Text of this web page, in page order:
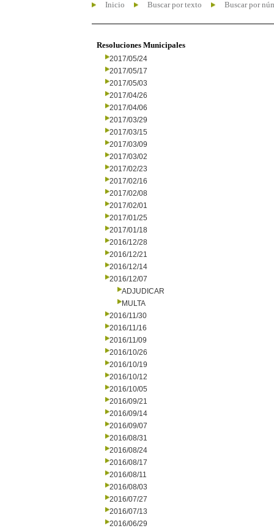
Inicio Buscar por texto Buscar por
Resoluciones Municipales
2017/05/24
2017/05/17
2017/05/03
2017/04/26
2017/04/06
2017/03/29
2017/03/15
2017/03/09
2017/03/02
2017/02/23
2017/02/16
2017/02/08
2017/02/01
2017/01/25
2017/01/18
2016/12/28
2016/12/21
2016/12/14
2016/12/07
ADJUDICAR
MULTA
2016/11/30
2016/11/16
2016/11/09
2016/10/26
2016/10/19
2016/10/12
2016/10/05
2016/09/21
2016/09/14
2016/09/07
2016/08/31
2016/08/24
2016/08/17
2016/08/11
2016/08/03
2016/07/27
2016/07/13
2016/06/29